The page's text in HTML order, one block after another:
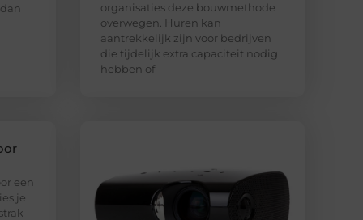
organisaties deze bouwmethode
overwegen. Huren kan
aantrekkelijk zijn voor bedrijven
die tijdelijk extra capaciteit nodig
hebben of
een
je